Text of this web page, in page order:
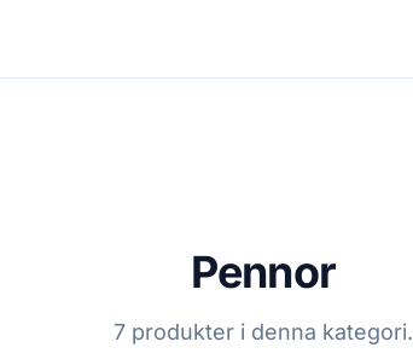
Pennor
7 produkter i denna kategori.